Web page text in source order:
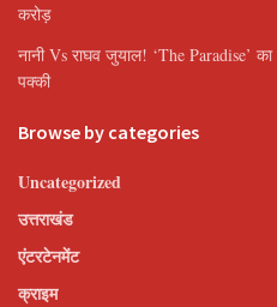
करोड़
नानी Vs राघव जुयाल! ‘The Paradise’
पक्की
Browse by categories
Uncategorized
उत्तराखंड
एंटरटेनमेंट
क्राइम